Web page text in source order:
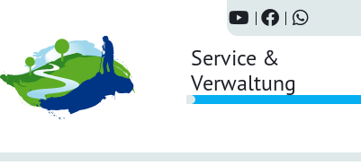
Service &
Verwaltung